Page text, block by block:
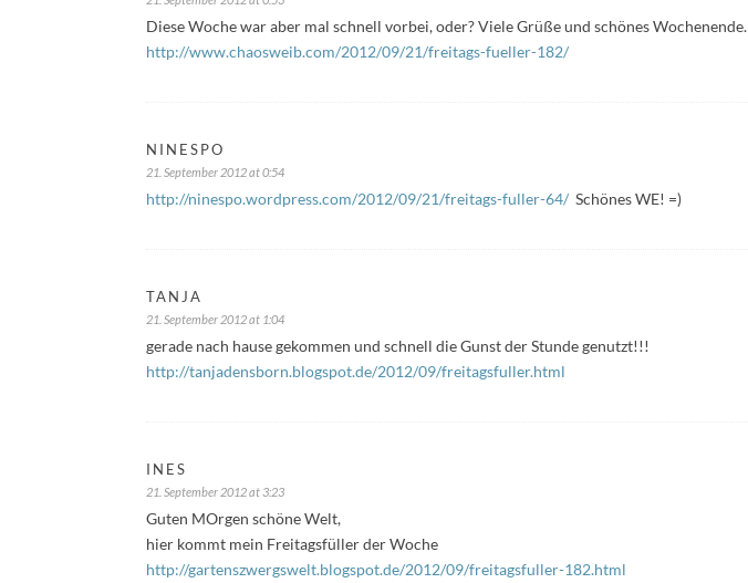
Diese Woche war aber mal schnell vorbei, oder? Viele Grüße und schönes Wochenende.
http://www.chaosweib.com/2012/09/21/freitags-fueller-182/
NINESPO
21. September 2012 at 0:54
http://ninespo.wordpress.com/2012/09/21/freitags-fuller-64/ ‎ Schönes WE! =)
TANJA
21. September 2012 at 1:04
gerade nach hause gekommen und schnell die Gunst der Stunde genutzt!!!
http://tanjadensborn.blogspot.de/2012/09/freitagsfuller.html
INES
21. September 2012 at 3:23
Guten MOrgen schöne Welt,
hier kommt mein Freitagsfüller der Woche
http://gartenszwergswelt.blogspot.de/2012/09/freitagsfuller-182.html